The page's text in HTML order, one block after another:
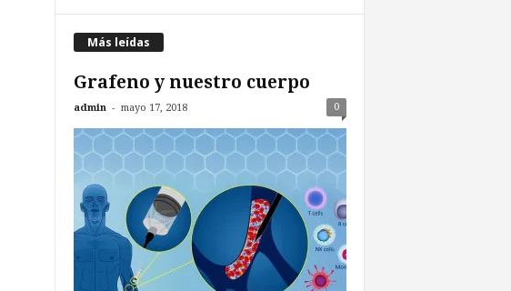
Más leídas
Grafeno y nuestro cuerpo
admin - mayo 17, 2018 0